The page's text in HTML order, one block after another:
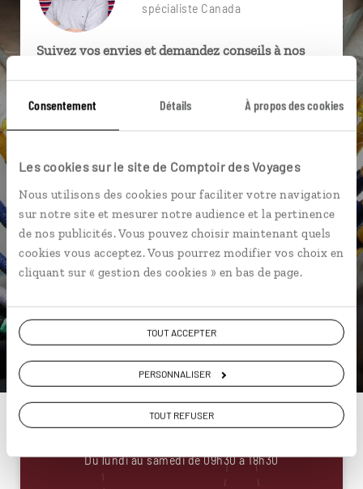
Consentement Détails À propos des cookies
Les cookies sur le site de Comptoir des Voyages
Nous utilisons des cookies pour faciliter votre navigation
sur notre site et mesurer notre audience et la pertinence
de nos publicités. Vous pouvez choisir maintenant quels
cookies vous acceptez. Vous pourrez modifier vos choix en
cliquant sur « gestion des cookies » en bas de page.
TOUT ACCEPTER
PERSONNALISER
TOUT REFUSER
spécialiste Canada
Suivez vos envies et demandez conseils à nos
Ils sauront organiser votre itinéraire au plus
connectés en agence, mais aussi par email ou
téléphone.
Vous gardez le même interlocuteur avant,
pendant et après votre voyage.
DEMANDER UN DEVIS
ou
Construisez votre voyage avec un spécialiste Canada
01 85 08 22 90
Du lundi au samedi de 09h30 à 18h30